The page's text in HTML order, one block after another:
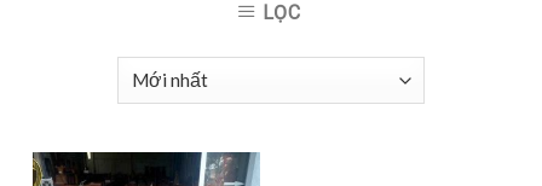
LỌC